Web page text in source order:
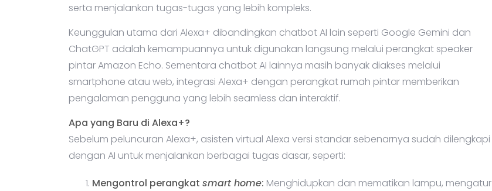
serta menjalankan tugas-tugas yang lebih kompleks.
Keunggulan utama dari Alexa+ dibandingkan chatbot AI lain seperti Google Gemini dan
ChatGPT adalah kemampuannya untuk digunakan langsung melalui perangkat speaker
pintar Amazon Echo. Sementara chatbot AI lainnya masih banyak diakses melalui
smartphone atau web, integrasi Alexa+ dengan perangkat rumah pintar memberikan
pengalaman pengguna yang lebih seamless dan interaktif.
Apa yang Baru di Alexa+?
Sebelum peluncuran Alexa+, asisten virtual Alexa versi standar sebenarnya sudah dilengkapi
dengan AI untuk menjalankan berbagai tugas dasar, seperti:
Mengontrol perangkat smart home: Menghidupkan dan mematikan lampu, mengatur